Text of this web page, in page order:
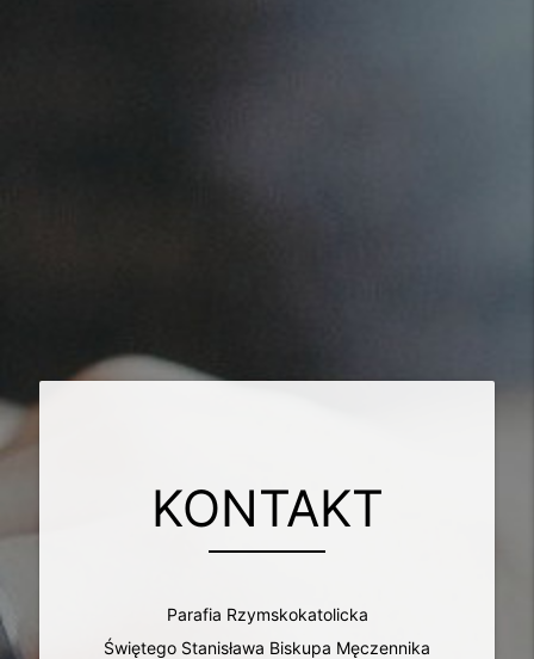
KONTAKT
Parafia Rzymskokatolicka
Świętego Stanisława Biskupa Męczennika